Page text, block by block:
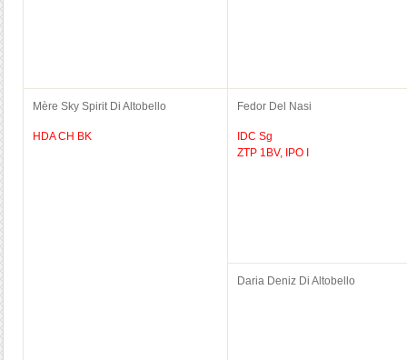
Mère Sky Spirit Di Altobello
HDA CH BK
Fedor Del Nasi
IDC Sg
ZTP 1BV, IPO I
Daria Deniz Di Altobello